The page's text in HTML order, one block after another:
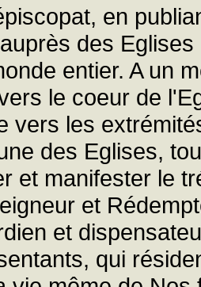
en
des
entier. A un
le coeur de
vers les
des Eglises,
et manifester le
et
et
qui